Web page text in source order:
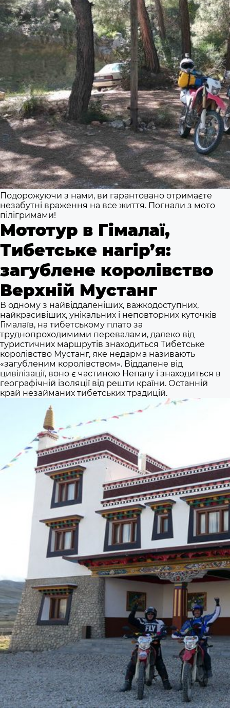
Подорожуючи з нами, ви гарантовано отримаєте
незабутні враження на все життя. Погнали з мото
пілігримами!
Мототур в Гімалаї,
Тибетське нагір’я:
загублене королівство
Верхній Мустанг
В одному з найвіддаленіших, важкодоступних,
найкрасивіших, унікальних і неповторних куточків
Гімалаїв, на тибетському плато за
труднопроходимими перевалами, далеко від
туристичних маршрутів знаходиться Тибетське
королівство Мустанг, яке недарма називають
«загубленим королівством». Віддалене від
цивілізації, воно є частиною Непалу і знаходиться в
географічній ізоляції від решти країни. Останній
край незайманих тибетських традицій.